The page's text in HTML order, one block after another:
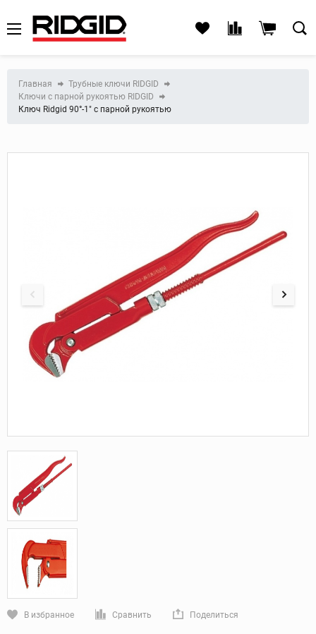
Главная
Трубные ключи RIDGID
Ключи с парной рукоятью RIDGID
Ключ Ridgid 90°-1" с парной рукоятью
В избранное Сравнить Поделиться